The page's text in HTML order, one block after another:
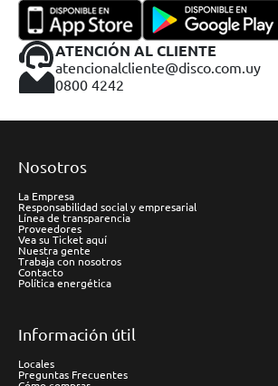
ATENCIÓN AL CLIENTE
atencionalcliente@disco.com.uy
0800 4242
Nosotros
La Empresa
Responsabilidad social y empresarial
Línea de transparencia
Proveedores
Vea su Ticket aquí
Nuestra gente
Trabaja con nosotros
Contacto
Política energética
Información útil
Locales
Preguntas Frecuentes